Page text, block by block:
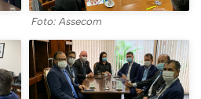
Foto: Assecom